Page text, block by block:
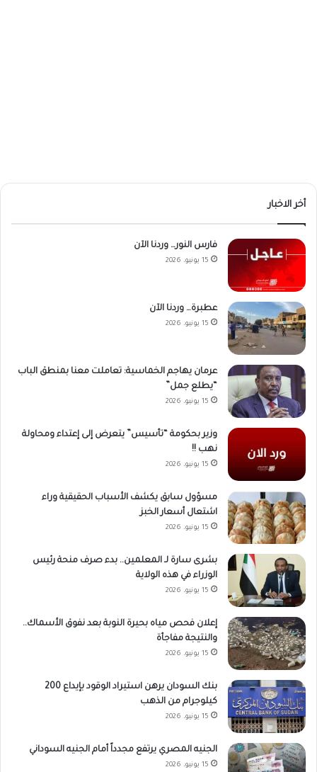
أخر الاخبار
فارس النور… وردنا الآن
15 يونيو، 2026
عطبرة… وردنا الآن
15 يونيو، 2026
عرمان يهاجم الخماسية: تعاملت معنا بمنطق الباب
“يطلع جمل”
15 يونيو، 2026
وزير بحكومة “تأسيس” يتعرض إلى إعتداء ومحاولة
نهب !!
15 يونيو، 2026
مسؤول سابق يكشف الأسباب الحقيقية وراء
اشتعال أسعار الخبز
15 يونيو، 2026
بشرى سارة لـ المعلمين.. بدء صرف منحة رئيس
الوزراء في هذه الولاية
15 يونيو، 2026
إعلان فحص مياه بحيرة النوبة بعد نفوق الأسماك..
والنتيجة مفاجأة
15 يونيو، 2026
بنك السودان يرهن استيراد الوقود بإيداع 200
كيلوجرام من الذهب
15 يونيو، 2026
الجنيه المصري يرتفع مجدداً أمام الجنيه السوداني
15 يونيو، 2026